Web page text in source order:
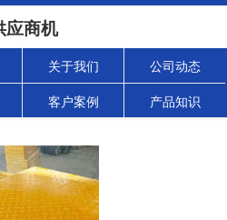
应商机
关于我们 公司动态
客户案例 产品知识